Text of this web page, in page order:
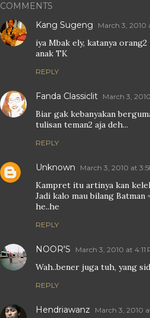
COMMENTS
Kang Sugeng
March 3, 2010
iya Mbak ely, katanya
anak TK
REPLY
Fanda Classiclit March 3,
Biar gak kebanyakan
tulisan teman2 aja deh...
REPLY
Unknown March 3, 2010 at
Kampret itu artinya kan
Jadi kalo mau bilang Batman
he..he
REPLY
NOOR'S March 3, 2010 at 4:11
Wah..bener juga tuh, yang
REPLY
Hendriawanz March 3, 2010